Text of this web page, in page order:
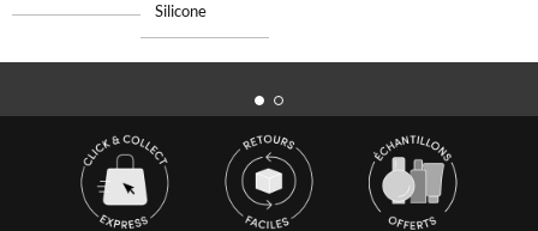
Silicone